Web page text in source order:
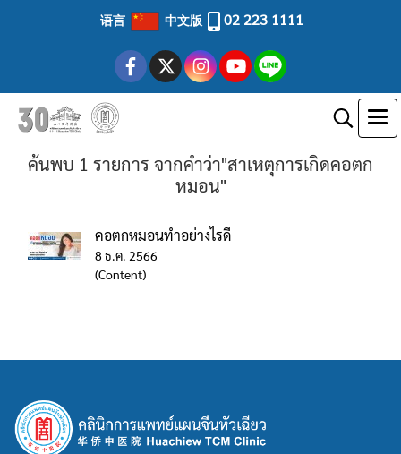
语言 中文版 02 223 1111
ค้นพบ 1 รายการ จากคำว่า"สาเหตุการเกิดคอตก
หมอน"
คอตกหมอนทำอย่างไรดี
8 ธ.ค. 2566
(Content)